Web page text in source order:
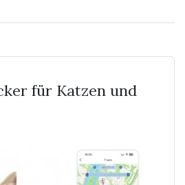
für Katzen und